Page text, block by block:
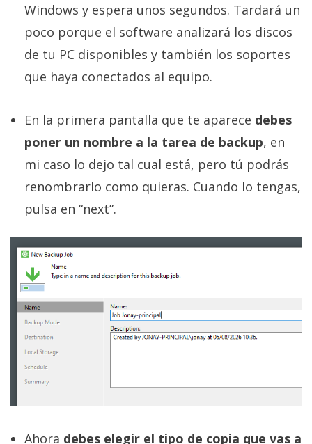
Windows y espera unos segundos. Tardará un
poco porque el software analizará los discos
de tu PC disponibles y también los soportes
que haya conectados al equipo.
En la primera pantalla que te aparece debes
poner un nombre a la tarea de backup, en
mi caso lo dejo tal cual está, pero tú podrás
renombrarlo como quieras. Cuando lo tengas,
pulsa en “next”.
Ahora debes elegir el tipo de copia que vas a